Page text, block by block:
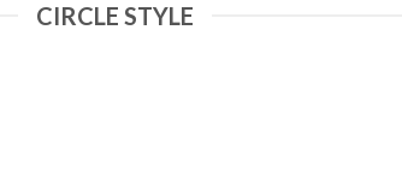
CIRCLE STYLE